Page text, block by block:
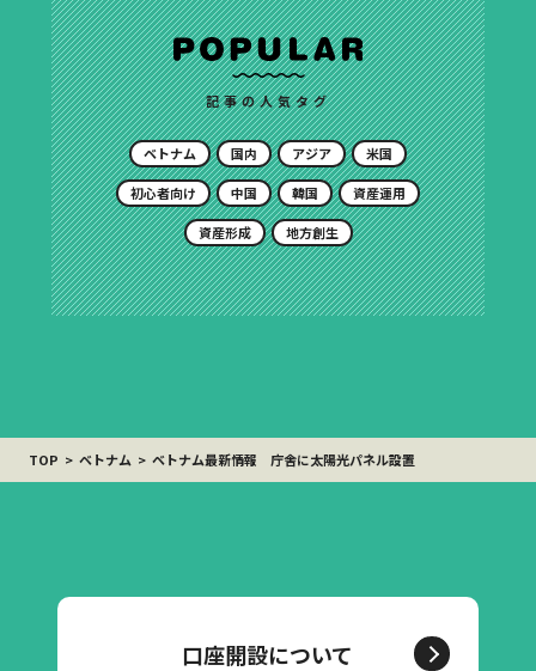
記事の人気タグ
ベトナム 国内 アジア 米国
初心者向け 中国 韓国 資産運用
資産形成 地方創生
TOP ベトナム ベトナム最新情報 庁舎に太陽光パネル設置
口座開設について